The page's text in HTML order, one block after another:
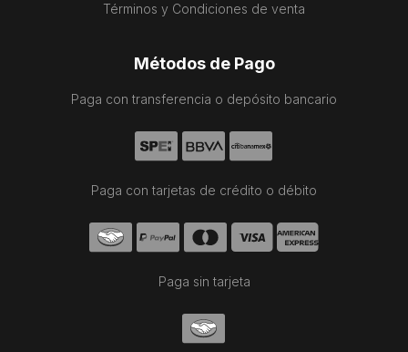
Términos y Condiciones de venta
Métodos de Pago
Paga con transferencia o depósito bancario
Paga con tarjetas de crédito o débito
Paga sin tarjeta